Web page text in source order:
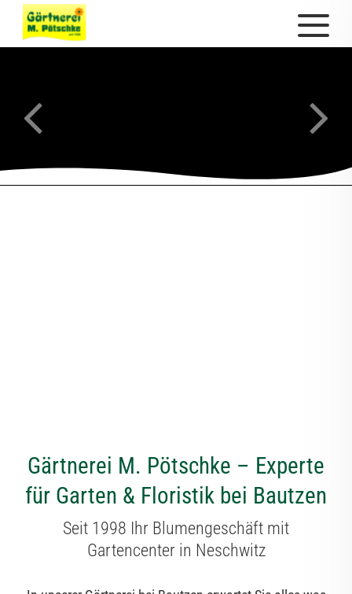
Gärtnerei M. Pötschke – Experte
für Garten & Floristik bei Bautzen
Seit 1998 Ihr Blumengeschäft mit
Gartencenter in Neschwitz